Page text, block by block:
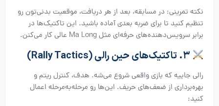
نکته تمرینی: در مسابقه، بعد از هر دریافت، موقعیت بدنی‌تون رو
تنظیم کنید تا برای ضربه بعدی آماده باشید. این تاکتیک‌ها در
برابر سرویس‌دهنده‌های حرفه‌ای مثل Ma Long عالی کار می‌کنن.
رالی جاییه که بازی واقعی شروع می‌شه. هدف، کنترل ریتم و
بهره‌برداری از ضعف‌های حریف. این‌ها رو مرحله‌به‌مرحله اعمال
کنید: